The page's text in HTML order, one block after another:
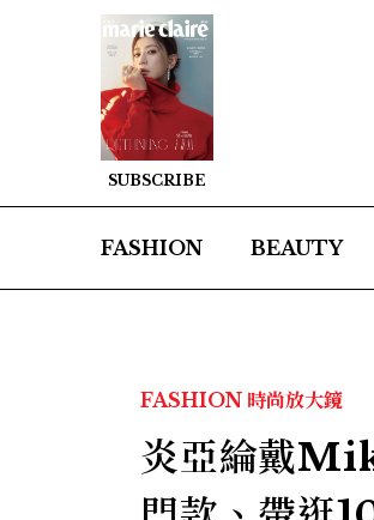
SUBSCRIBE
FASHION BEAUTY
FASHION 時尚放大鏡
炎亞綸戴